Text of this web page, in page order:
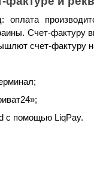
Счет-фактуру
счет-фактуру
с помощью LiqPay.